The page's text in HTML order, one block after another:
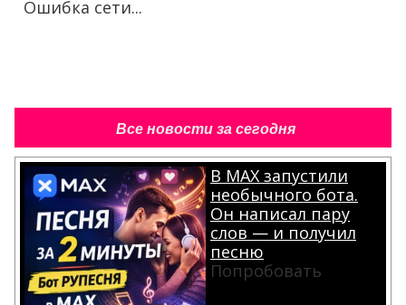
Ошибка сети...
Все новости за сегодня
В MAX запустили
необычного бота.
Он написал пару
слов — и получил
песню
Попробовать